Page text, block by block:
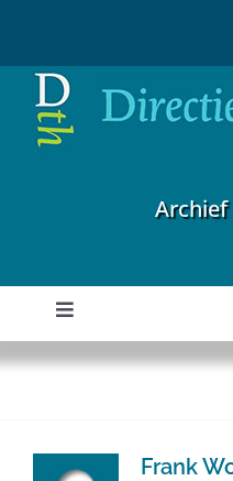
inhoud
Toggle
Navigation
Home
Frank